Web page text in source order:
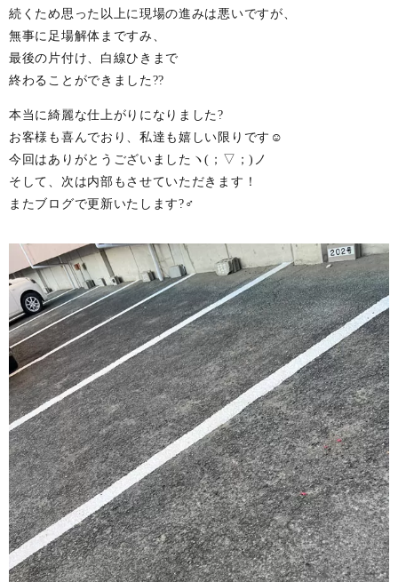
続くため思った以上に現場の進みは悪いですが、
無事に足場解体まですみ、
最後の片付け、白線ひきまで
終わることができました??
本当に綺麗な仕上がりになりました?
お客様も喜んでおり、私達も嬉しい限りです☺️
今回はありがとうございましたヽ(；▽；)ノ
そして、次は内部もさせていただきます！
またブログで更新いたします?‍♂️